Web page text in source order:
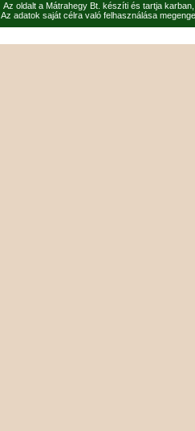
Az oldalt a Mátrahegy Bt. készíti és tartja
Az adatok saját célra való felhasználása